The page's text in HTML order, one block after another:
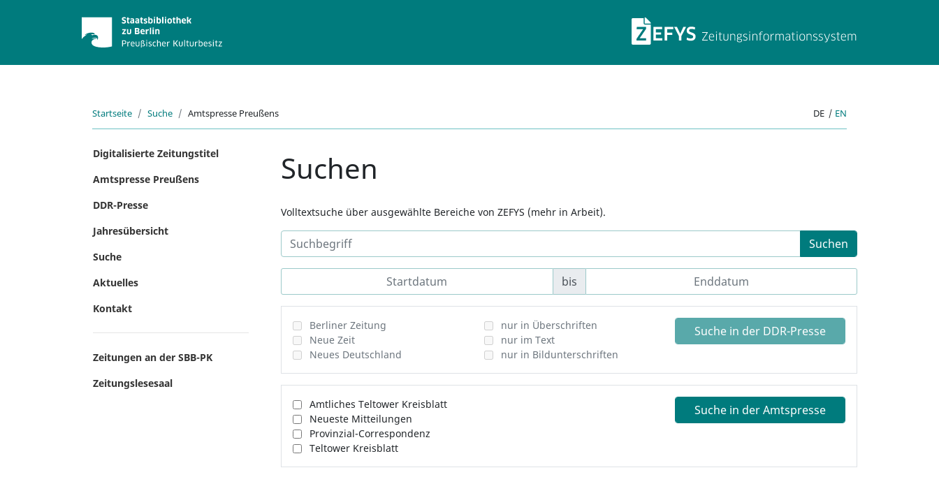
ZEFYS
Startseite Suche Amtspresse Preußens DE | EN
Digitalisierte Zeitungstitel
Amtspresse Preußens
DDR-Presse
Jahresübersicht
Suche
Aktuelles
Kontakt
Zeitungen an der SBB-PK
Zeitungslesesaal
Suchen
Volltextsuche über ausgewählte Bereiche von ZEFYS (mehr in Arbeit).
Suchen
bis
Berliner Zeitung
Neue Zeit
Neues Deutschland
nur in Überschriften
nur im Text
nur in Bildunterschriften
Suche in der DDR-Presse
Amtliches Teltower Kreisblatt
Neueste Mitteilungen
Provinzial-Correspondenz
Teltower Kreisblatt
Suche in der Amtspresse